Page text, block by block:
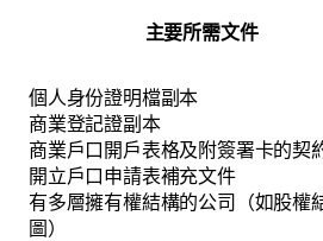
主要所需文件
個人身份證明檔副本
商業登記證副本
商業戶口開戶表格及附簽署卡的契
開立戶口申請表補充文件
有多層擁有權結構的公司（如股權
圖）